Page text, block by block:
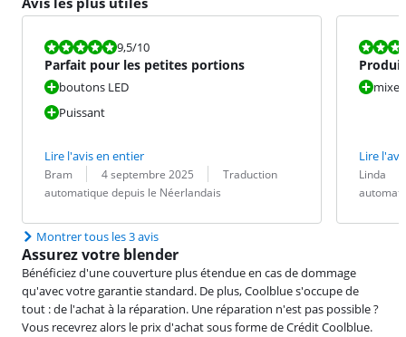
La note est 9,5 sur 10.
9,5/10
Parfait pour les petites portions
boutons LED
Puissant
Lire l'avis en entier
Évaluation par :
Bram
Date : 4 septembre 2025
Traduction :
Traduction
automatique depuis le Néerlandais
La note est
Lire
Évaluation
Linda
Date :
Traduction :
Montrer tous les 3 avis
Assurez votre blender
Bénéficiez d'une couverture plus étendue en cas de dommage
qu'avec votre garantie standard. De plus, Coolblue s'occupe de
tout : de l'achat à la réparation. Une réparation n'est pas possible ?
Vous recevrez alors le prix d'achat sous forme de Crédit Coolblue.